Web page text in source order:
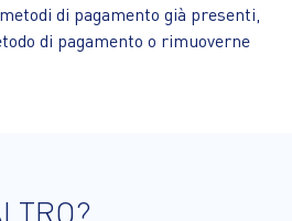
di pagamento già presenti,
di pagamento o rimuoverne